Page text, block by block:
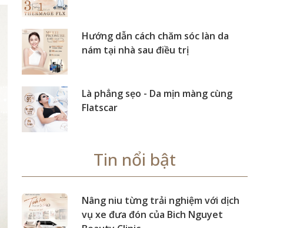
Hướng dẫn cách chăm sóc làn da
nám tại nhà sau điều trị
Là phẳng sẹo - Da mịn màng cùng
Flatscar
Tin nổi bật
Nâng niu từng trải nghiệm với dịch
vụ xe đưa đón của Bich Nguyet